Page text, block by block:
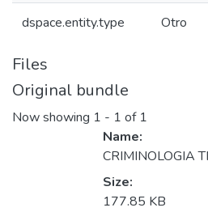
dspace.entity.type Otro
Files
Original bundle
Now showing 1 - 1 of 1
Name:
CRIMINOLOGIA
Size:
177.85 KB